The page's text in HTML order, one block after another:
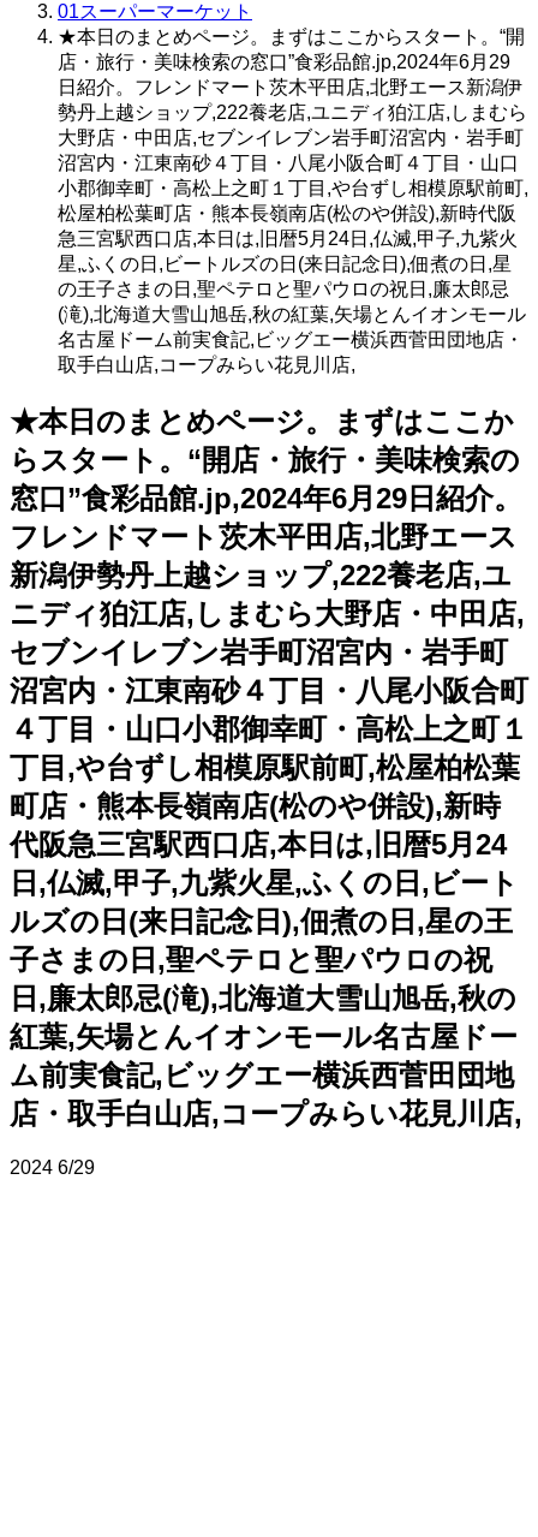
01スーパーマーケット
★本日のまとめページ。まずはここからスタート。“開
店・旅行・美味検索の窓口”食彩品館.jp,2024年6月29
日紹介。フレンドマート茨木平田店,北野エース新潟伊
勢丹上越ショップ,222養老店,ユニディ狛江店,しまむら
大野店・中田店,セブンイレブン岩手町沼宮内・岩手町
沼宮内・江東南砂４丁目・八尾小阪合町４丁目・山口
小郡御幸町・高松上之町１丁目,や台ずし相模原駅前町,
松屋柏松葉町店・熊本長嶺南店(松のや併設),新時代阪
急三宮駅西口店,本日は,旧暦5月24日,仏滅,甲子,九紫火
星,ふくの日,ビートルズの日(来日記念日),佃煮の日,星
の王子さまの日,聖ペテロと聖パウロの祝日,廉太郎忌
(滝),北海道大雪山旭岳,秋の紅葉,矢場とんイオンモール
名古屋ドーム前実食記,ビッグエー横浜西菅田団地店・
取手白山店,コープみらい花見川店,
★本日のまとめページ。まずはここか
らスタート。“開店・旅行・美味検索の
窓口”食彩品館.jp,2024年6月29日紹介。
フレンドマート茨木平田店,北野エース
新潟伊勢丹上越ショップ,222養老店,ユ
ニディ狛江店,しまむら大野店・中田店,
セブンイレブン岩手町沼宮内・岩手町
沼宮内・江東南砂４丁目・八尾小阪合町
４丁目・山口小郡御幸町・高松上之町１
丁目,や台ずし相模原駅前町,松屋柏松葉
町店・熊本長嶺南店(松のや併設),新時
代阪急三宮駅西口店,本日は,旧暦5月24
日,仏滅,甲子,九紫火星,ふくの日,ビート
ルズの日(来日記念日),佃煮の日,星の王
子さまの日,聖ペテロと聖パウロの祝
日,廉太郎忌(滝),北海道大雪山旭岳,秋の
紅葉,矢場とんイオンモール名古屋ドー
ム前実食記,ビッグエー横浜西菅田団地
店・取手白山店,コープみらい花見川店,
2024 6/29